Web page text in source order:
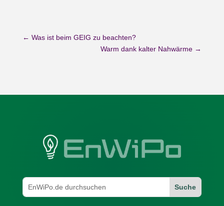
← Was ist beim GEIG zu beachten?
Warm dank kalter Nahwärme →